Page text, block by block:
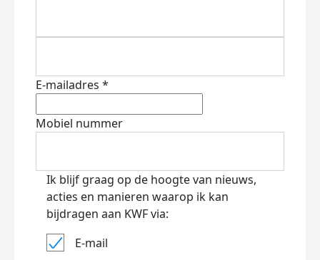
E-mailadres *
Mobiel nummer
Ik blijf graag op de hoogte van nieuws,
acties en manieren waarop ik kan
bijdragen aan KWF via:
E-mail